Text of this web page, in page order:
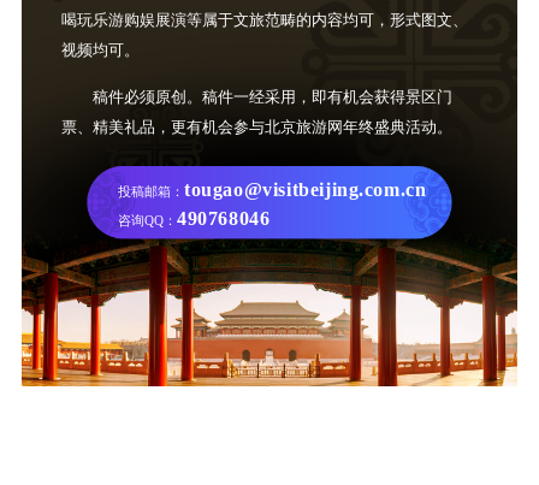
喝玩乐游购娱展演等属于文旅范畴的内容均可，形式图文、
视频均可。
稿件必须原创。稿件一经采用，即有机会获得景区门
票、精美礼品，更有机会参与北京旅游网年终盛典活动。
投稿邮箱： tougao@visitbeijing.com.cn
咨询QQ： 490768046